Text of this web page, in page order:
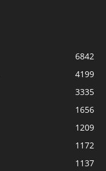
6842
4199
3335
1656
1209
1172
1137